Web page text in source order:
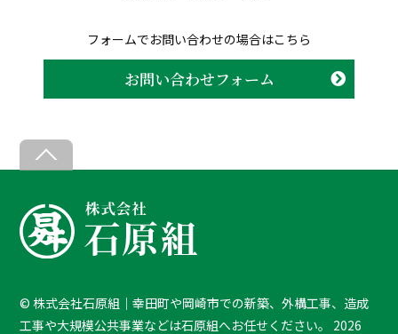
フォームでお問い合わせの場合はこちら
お問い合わせフォーム
B
c
k
T
o
©株式会社石原組｜幸田町や岡崎市での新築、外構工事、造成
工事や大規模公共事業などは石原組へお任せください。
2026